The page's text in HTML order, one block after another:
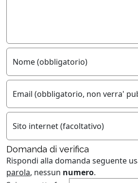
Nome (obbligatorio)
Email (obbligatorio, non verra'
Sito internet (facoltativo)
Domanda di verifica
Rispondi alla domanda seguente
parola, nessun numero.